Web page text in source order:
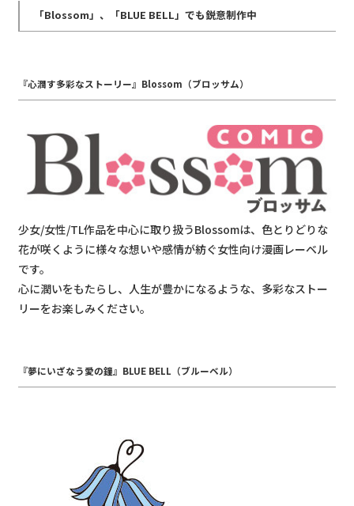
「Blossom」、「BLUE BELL」でも鋭意制作中
『心潤す多彩なストーリー』Blossom（ブロッサム）
少女/女性/TL作品を中心に取り扱うBlossomは、色とりどりな
花が咲くように様々な想いや感情が紡ぐ女性向け漫画レーベル
です。
心に潤いをもたらし、人生が豊かになるような、多彩なストー
リーをお楽しみください。
『夢にいざなう愛の鐘』BLUE BELL（ブルーベル）